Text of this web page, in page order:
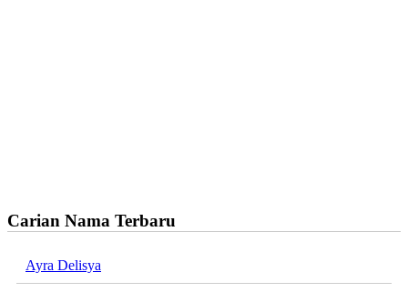
Carian Nama Terbaru
Ayra Delisya